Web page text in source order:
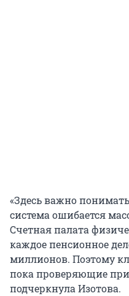
«Здесь важно
система ошибается
Счетная палата
каждое пенсионное
миллионов. Поэтому
пока проверяющие
подчеркнула Изотова.